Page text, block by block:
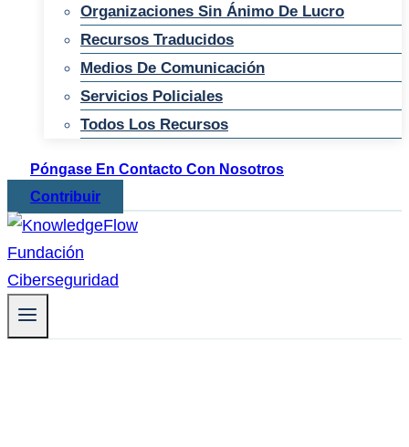
Organizaciones Sin Ánimo De Lucro
Recursos Traducidos
Medios De Comunicación
Servicios Policiales
Todos Los Recursos
Póngase En Contacto Con Nosotros
Contribuir